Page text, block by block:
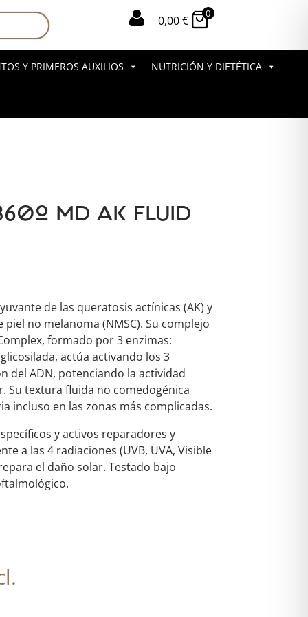
 0,00€
0
Y PRIMEROS AUXILIOS NUTRICIÓN Y DIETÉTICA
MD AK FLUID
de las queratosis actínicas (AK) y
no melanoma (NMSC). Su complejo
formado por 3 enzimas:
actúa activando los 3
del ADN, potenciando la actividad
Su textura fluida no comedogénica
incluso en las zonas más complicadas.
y activos reparadores y
a las 4 radiaciones (UVB, UVA, Visible
el daño solar. Testado bajo